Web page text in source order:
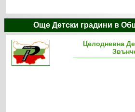
Още Детски градини в
Целодневна